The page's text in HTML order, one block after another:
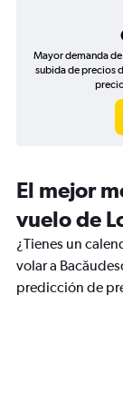
Mayor demanda
subida de precios
El mejor
vuelo de
¿Tienes un
volar a
predicción de